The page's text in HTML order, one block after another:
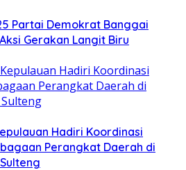
Partai Demokrat Banggai
Gerakan Langit Biru
Hadiri Koordinasi
Perangkat Daerah di